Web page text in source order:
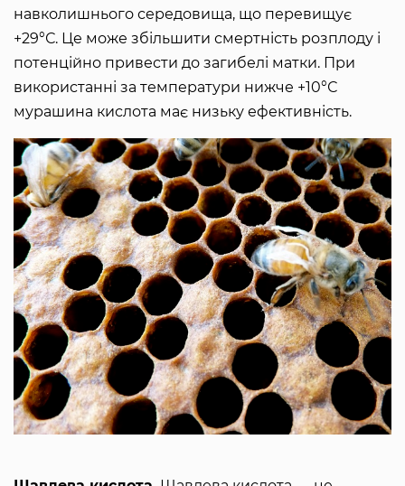
навколишнього середовища, що перевищує
+29°С. Це може збільшити смертність розплоду і
потенційно привести до загибелі матки. При
використанні за температури нижче +10°С
мурашина кислота має низьку ефективність.